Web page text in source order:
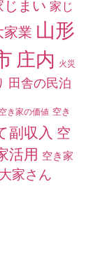
じまい 家じ
家業 山形
庄内 火災
田舎の民泊
空き家の価値 空き
副収入 空
活用 空き家
家さん